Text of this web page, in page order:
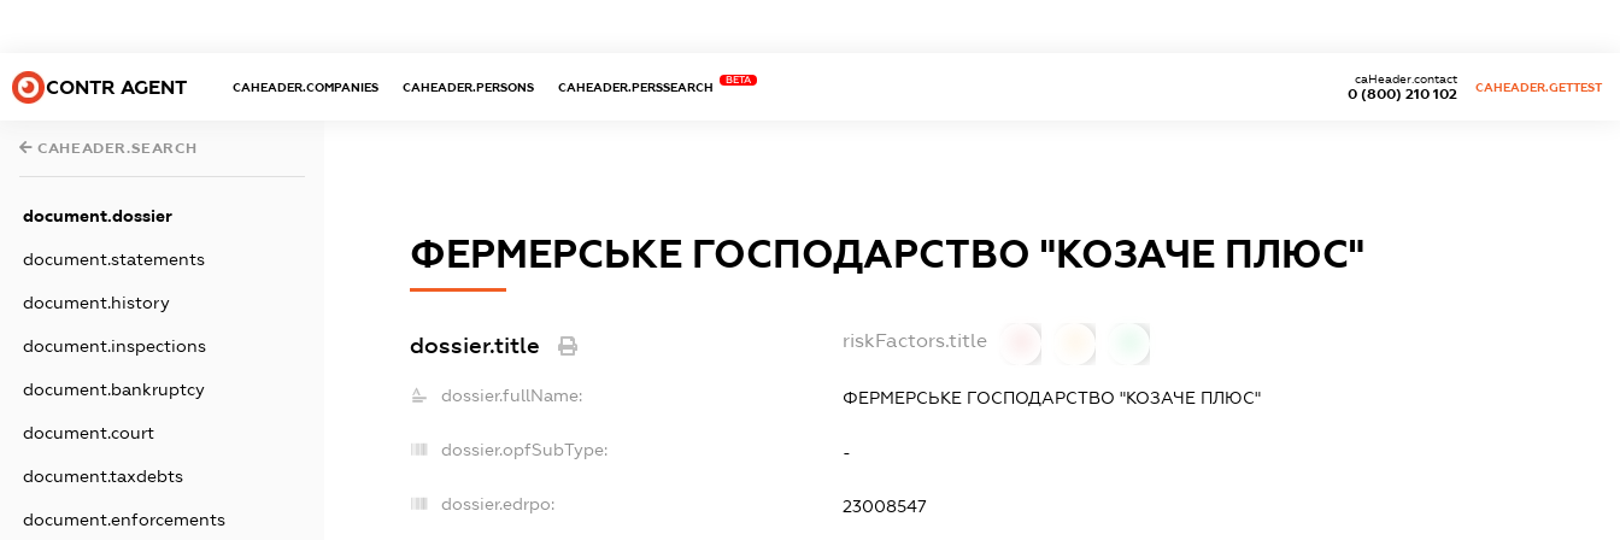
CONTR AGENT CAHEADER.COMPANIES CAHEADER.PERSONS CAHEADER.PERSSEARCH
BETA
0 (800) 210 102
caHeader.contact
CAHEADER.GETTEST
CAHEADER.SEARCH
document.dossier
document.statements
document.history
document.inspections
document.bankruptcy
document.court
document.taxdebts
document.enforcements
ФЕРМЕРСЬКЕ ГОСПОДАРСТВО "КОЗАЧЕ ПЛЮС"
dossier.title riskFactors.title
dossier.fullName: ФЕРМЕРСЬКЕ ГОСПОДАРСТВО "КОЗАЧЕ ПЛЮС"
dossier.opfSubType: -
dossier.edrpo: 23008547